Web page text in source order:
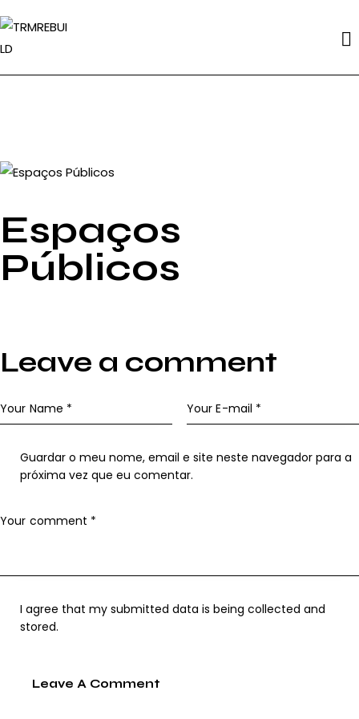
Espaços
Públicos
Leave a comment
Guardar o meu nome, email e site neste navegador para a
próxima vez que eu comentar.
I agree that my submitted data is being collected and
stored.